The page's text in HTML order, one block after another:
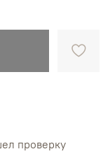
проверку